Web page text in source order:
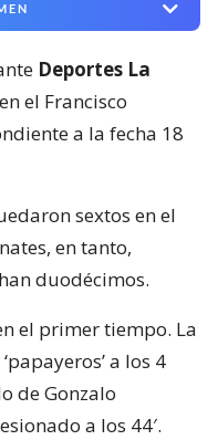
Deportes La
el Francisco
a la fecha 18
sextos en el
en tanto,
duodécimos.
el primer tiempo. La
a los 4
de Gonzalo
a los 44′.